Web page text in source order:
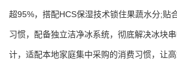
超95%，搭配HCS保湿技术锁住果蔬水分;贴
习惯，配备独立洁净冰系统，彻底解决冰块
计，适配本地家庭集中采购的消费习惯，让